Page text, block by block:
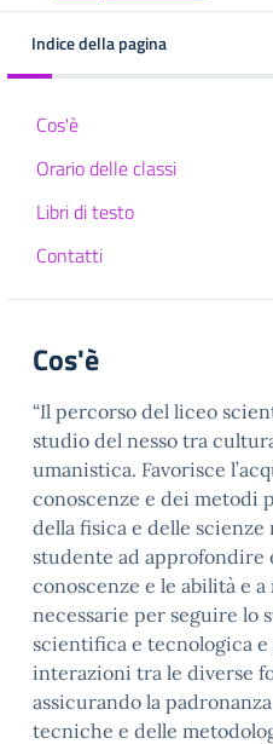
Indice della pagina
Cos'è
Orario delle classi
Libri di testo
Contatti
Cos'è
“Il percorso del liceo
studio del nesso tra
umanistica. Favorisce
conoscenze e dei metodi
della fisica e delle
studente ad approfondire
conoscenze e le abilità e
necessarie per seguire lo
scientifica e tecnologica
interazioni tra le diverse
assicurando la
tecniche e delle